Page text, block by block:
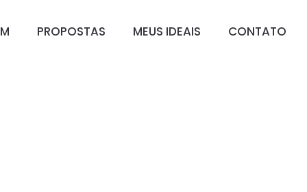
PROPOSTAS MEUS IDEAIS CONTATO